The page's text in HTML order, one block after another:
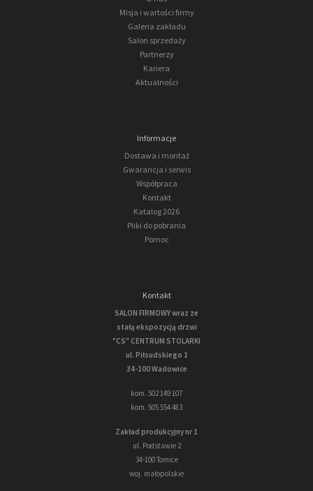
Misja i wartości firmy
Galeria zakładu
Salon sprzedaży
Partnerzy
Kariera
Aktualności
Informacje
Dostawa i montaż
Gwarancja i serwis
Współpraca
Kontakt
Katalog 2026
Pliki do pobrania
Pomoc
Kontakt
SALON FIRMOWY wraz ze
stałą ekspozycją drzwi
"CS" CENTRUM STOLARKI
ul. Piłsudskiego 1
34-100 Wadowice
kom. 502 149 107
kom. 505 554 483
Zakład produkcyjny nr 1
ul. Podstawie 2
34-100 Tomice
woj. małopolskie